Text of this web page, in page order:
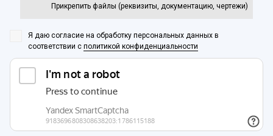
Прикрепить файлы (реквизиты, документацию, чертежи)
Я даю согласие на обработку персональных данных в
соответствии с политикой конфиденциальности